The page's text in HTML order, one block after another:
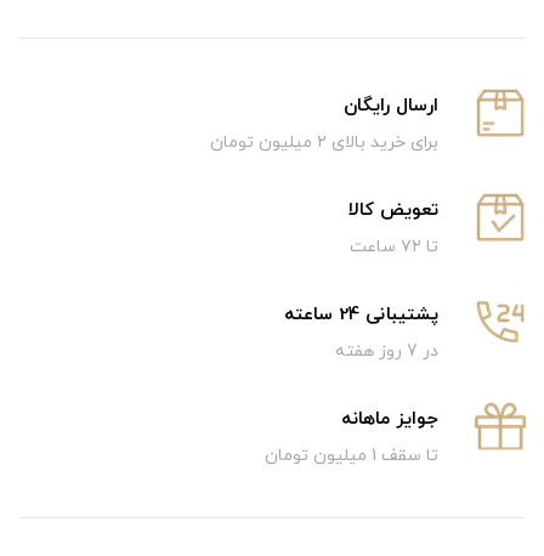
ارسال رایگان
برای خرید بالای ۲ میلیون تومان
تعویض کالا
تا ۷۲ ساعت
پشتیبانی 24 ساعته
در 7 روز هفته
جوایز ماهانه
تا سقف 1 میلیون تومان